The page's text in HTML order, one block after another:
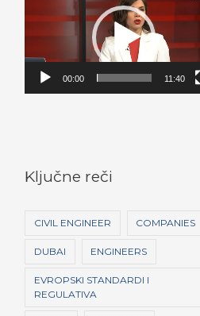
i
d
e
e
00:00 11:40
Ključne reči
CIVIL ENGINEER COMPANIES
DUBAI ENGINEERS
EVROPSKI STANDARDI I
REGULATIVA